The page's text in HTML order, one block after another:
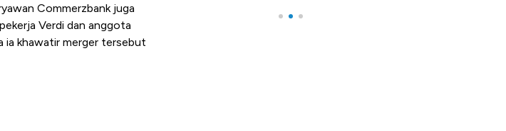
Commerzbank juga
Verdi dan anggota
ia khawatir merger tersebut